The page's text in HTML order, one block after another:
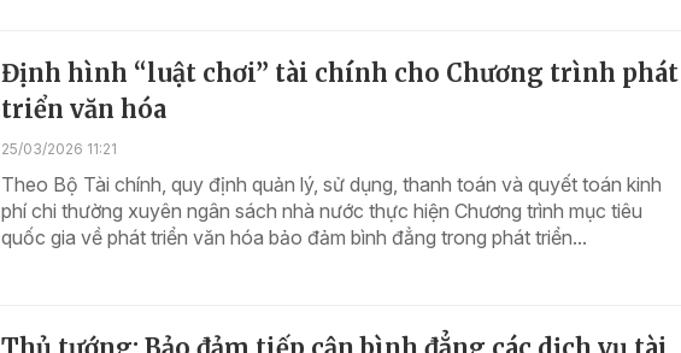
Định hình “luật chơi” tài chính cho Chương trình phát
triển văn hóa
25/03/2026 11:21
Theo Bộ Tài chính, quy định quản lý, sử dụng, thanh toán và quyết toán kinh
phí chi thường xuyên ngân sách nhà nước thực hiện Chương trình mục tiêu
quốc gia về phát triển văn hóa bảo đảm bình đẳng trong phát triển...